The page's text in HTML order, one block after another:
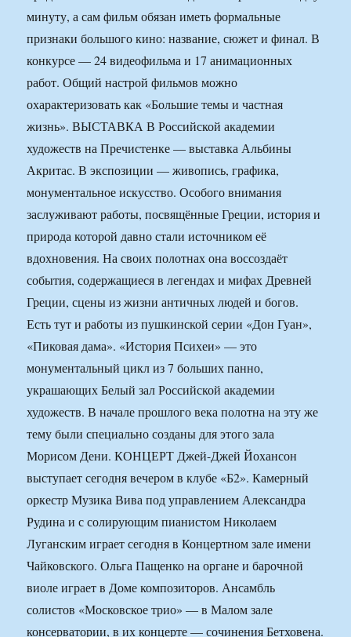
минуту, а сам фильм обязан иметь формальные
признаки большого кино: название, сюжет и финал. В
конкурсе — 24 видеофильма и 17 анимационных
работ. Общий настрой фильмов можно
охарактеризовать как «Большие темы и частная
жизнь». ВЫСТАВКА В Российской академии
художеств на Пречистенке — выставка Альбины
Акритас. В экспозиции — живопись, графика,
монументальное искусство. Особого внимания
заслуживают работы, посвящённые Греции, история и
природа которой давно стали источником её
вдохновения. На своих полотнах она воссоздаёт
события, содержащиеся в легендах и мифах Древней
Греции, сцены из жизни античных людей и богов.
Есть тут и работы из пушкинской серии «Дон Гуан»,
«Пиковая дама». «История Психеи» — это
монументальный цикл из 7 больших панно,
украшающих Белый зал Российской академии
художеств. В начале прошлого века полотна на эту же
тему были специально созданы для этого зала
Морисом Дени. КОНЦЕРТ Джей-Джей Йохансон
выступает сегодня вечером в клубе «Б2». Камерный
оркестр Музика Вива под управлением Александра
Рудина и с солирующим пианистом Николаем
Луганским играет сегодня в Концертном зале имени
Чайковского. Ольга Пащенко на органе и барочной
виоле играет в Доме композиторов. Ансамбль
солистов «Московское трио» — в Малом зале
консерватории, в их концерте — сочинения Бетховена.